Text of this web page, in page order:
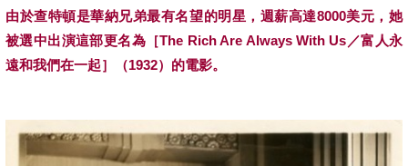
由於查特頓是華納兄弟最有名望的明星，週薪高達8000美元，她
被選中出演這部更名為［The Rich Are Always With Us ／富人永
遠和我們在一起］（1932）的電影。